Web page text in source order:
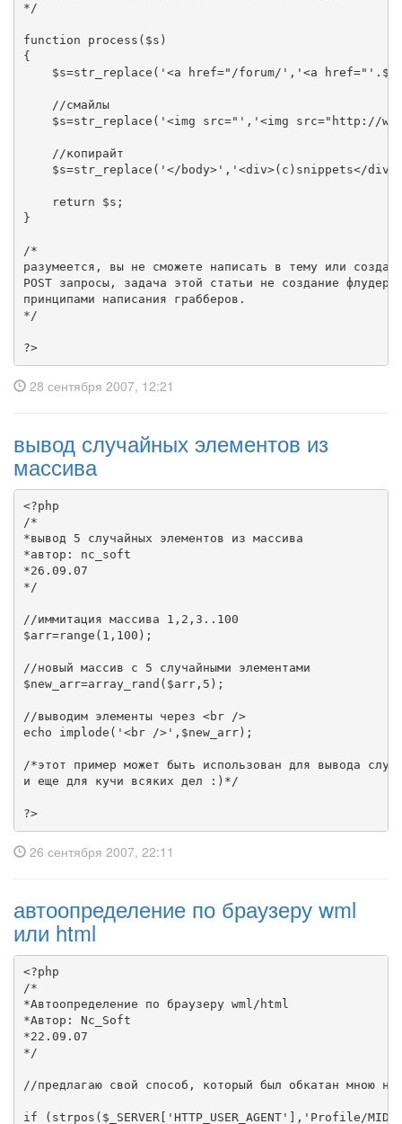
*/
function process($s)
{
$s=str_replace('<a href="/forum/','<a
    //смайлы
$s=str_replace('<img src="','<img src="http://
    //копирайт
$s=str_replace('</body>','<div>(c)snippets</
    return $s;
}
/*
разумеется, вы не сможете написать в тему или
POST запросы, задача этой статьи не создание
принципами написания грабберов.
*/
?>
28 сентября 2007, 12:21
вывод случайных элементов из
массива
<?php
/*
*вывод 5 случайных элементов из массива
*автор: nc_soft
*26.09.07
*/
//иммитация массива 1,2,3..100
$arr=range(1,100);
//новый массив с 5 случайными элементами
$new_arr=array_rand($arr,5);
//выводим элементы через <br />
echo implode('<br />',$new_arr);
/*этот пример может быть использован для вывода
и еще для кучи всяких дел :)*/
?>
26 сентября 2007, 22:11
автоопределение по браузеру wml
или html
<?php
/*
*Автоопределение по браузеру wml/html
*Автор: Nc_Soft
*22.09.07
*/
//предлагаю свой способ, который был обкатан мною
if (strpos($_SERVER['HTTP_USER_AGENT'],'Profile/